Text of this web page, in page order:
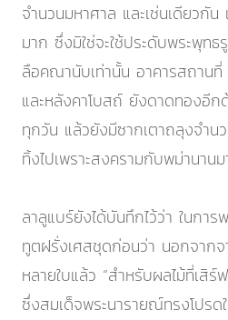
จำนวนมหาศาล และเช่นเดียวกั
มาก ซึ่งมิใช่จะใช้ประดับพระพุท
ลือคณานับเท่านั้น อาคารสถาน
และหลังคาโบสถ์ ยังดาดทองอี
ทุกวัน แล้วยังมีซากเตาถลุงจำน
ทิ้งไปเพราะสงครามกับพม่านานม
ลาลูแบร์ยังได้บันทึกไว้ว่า ในการ
ทูตฝรั่งเศสชุดก่อนว่า นอกจากจ
หลายใบแล้ว “สำหรับผลไม้ที่เสิ
ซึ่งสมเด็จพระนารายณ์ทรงโปร